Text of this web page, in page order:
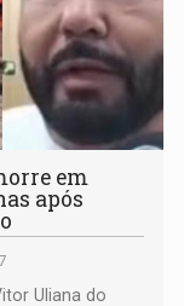
em
após
Uliana do